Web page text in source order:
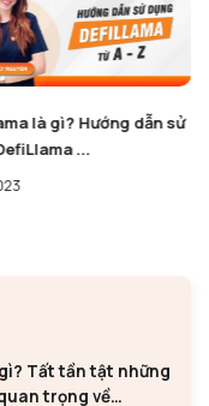
là gì? Hướng dẫn sử
...
Tất tần tật những
trọng về